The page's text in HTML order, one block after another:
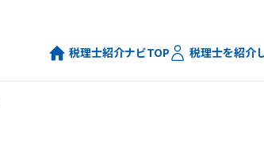
税理士紹介ナビTOP 税理士を紹介